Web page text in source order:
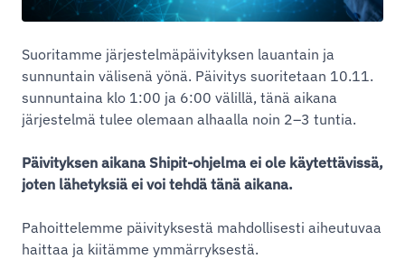
Suoritamme järjestelmäpäivityksen lauantain ja
sunnuntain välisenä yönä. Päivitys suoritetaan 10.11.
sunnuntaina klo 1:00 ja 6:00 välillä, tänä aikana
järjestelmä tulee olemaan alhaalla noin 2–3 tuntia.
Päivityksen aikana Shipit-ohjelma ei ole käytettävissä,
joten lähetyksiä ei voi tehdä tänä aikana.
Pahoittelemme päivityksestä mahdollisesti aiheutuvaa
haittaa ja kiitämme ymmärryksestä.